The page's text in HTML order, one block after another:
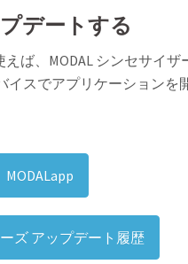
デートする
ば、MODAL シンセサイ
スでアプリケーションを
MODALapp
ーズ アップデート履歴